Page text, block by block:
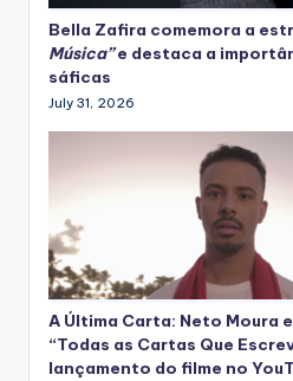
Bella Zafira comemora a
Música”e destaca a
sáficas
July 31, 2026
A Última Carta: Neto Moura
“Todas as Cartas Que
lançamento do filme no